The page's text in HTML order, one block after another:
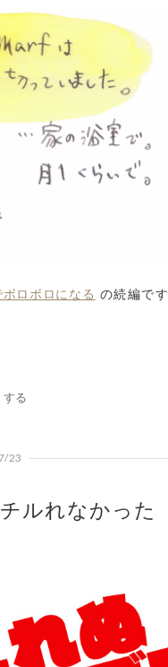
ロボロになる の続編で
する
23
ルれなかった